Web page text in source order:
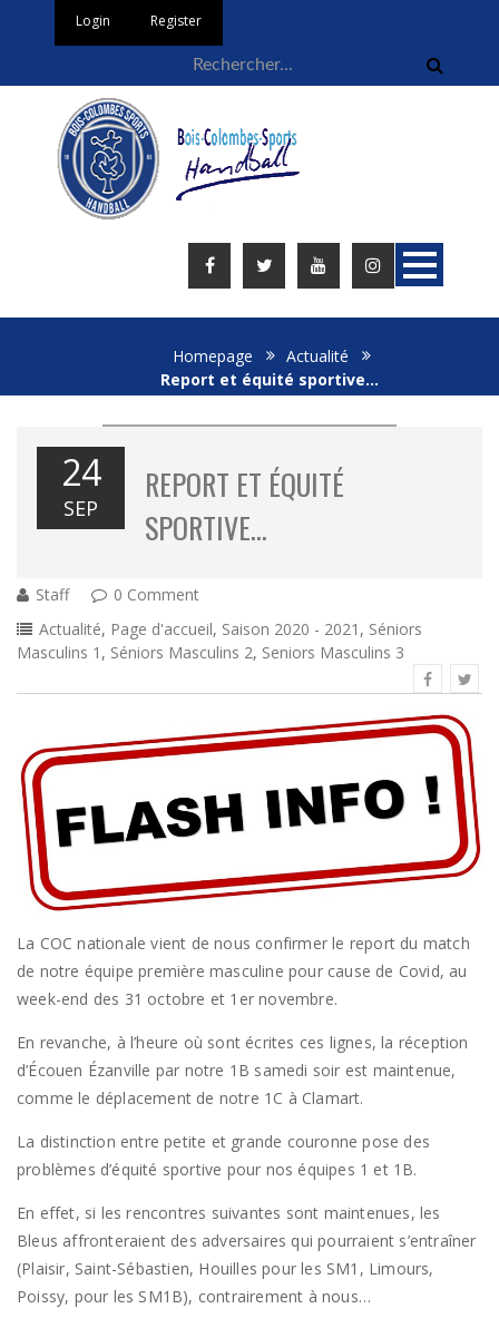
Login Register
Homepage
Actualité
Report et équité sportive…
24
SEP
REPORT ET ÉQUITÉ
SPORTIVE…
Staff
0 Comment
Actualité, Page d'accueil, Saison 2020 - 2021 , Séniors
Masculins 1 , Séniors Masculins 2, Seniors Masculins 3
La COC nationale vient de nous confirmer le report du match
de notre équipe première masculine pour cause de Covid, au
week-end des 31 octobre et 1er novembre.
En revanche, à l’heure où sont écrites ces lignes, la réception
d’Écouen Ézanville par notre 1B samedi soir est maintenue,
comme le déplacement de notre 1C à Clamart.
La distinction entre petite et grande couronne pose des
problèmes d’équité sportive pour nos équipes 1 et 1B.
En effet, si les rencontres suivantes sont maintenues, les
Bleus affronteraient des adversaires qui pourraient s’entraîner
(Plaisir, Saint-Sébastien, Houilles pour les SM1, Limours,
Poissy, pour les SM1B), contrairement à nous…